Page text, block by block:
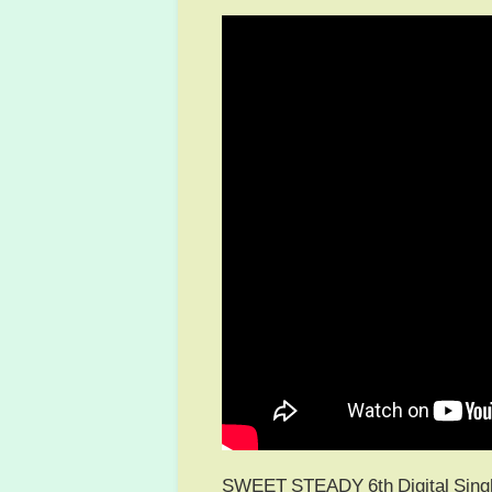
SWEET STEADY 6th Digital